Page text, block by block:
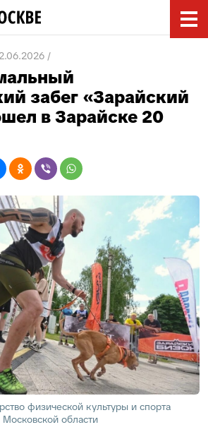
забег «Зарайский
в Зарайске 20
физической культуры и спорта
Московской области